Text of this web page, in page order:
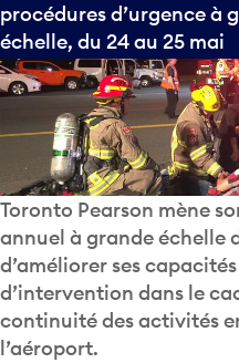
procédures d’urgence à
échelle, du 24 au 25 mai
Toronto Pearson mène
annuel à grande échelle
d’améliorer ses
d’intervention dans le
continuité des activités
l’aéroport.